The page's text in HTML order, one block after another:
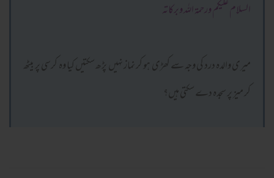
السلام عليكم ورحمة الله وبركاته
میری والدہ درد کی وجہ سے کھڑی ہو کر نماز نہیں پڑھ سکتیں کیا وہ کرسی پر بیٹھ
کر میز پر سجدہ دے سکتی ہیں؟